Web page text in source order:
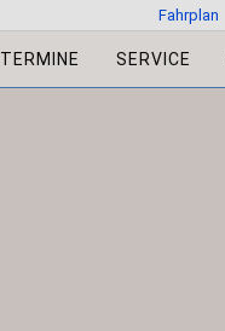
Fahrplan
TERMINE SERVICE